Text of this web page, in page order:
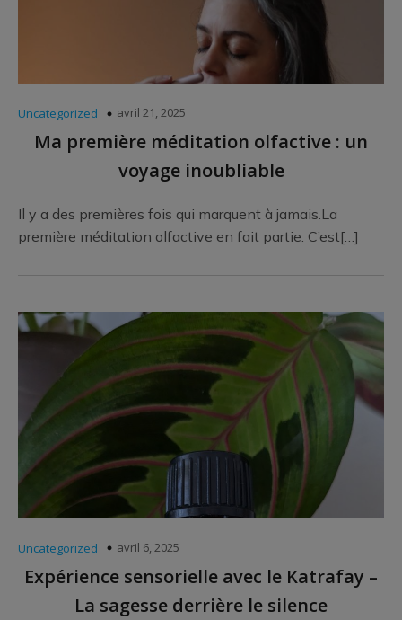
Uncategorized avril 21, 2025
Ma première méditation olfactive : un
voyage inoubliable
Il y a des premières fois qui marquent à jamais.La
première méditation olfactive en fait partie. C’est[…]
Uncategorized avril 6, 2025
Expérience sensorielle avec le Katrafay –
La sagesse derrière le silence